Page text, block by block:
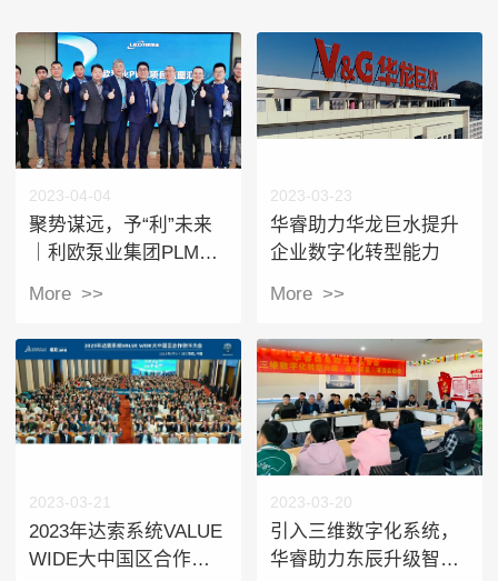
2023-04-04
聚势谋远，予“利”未来
｜利欧泵业集团PLM项
More >>
2023-03-23
华睿助力华龙巨水提升
企业数字化转型能力
More >>
2023-03-21
2023年达索系统VALUE
WIDE大中国区合作伙
2023-03-20
引入三维数字化系统，
华睿助力东辰升级智能